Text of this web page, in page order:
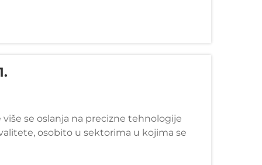
se oslanja na precizne tehnologije
osobito u sektorima u kojima se